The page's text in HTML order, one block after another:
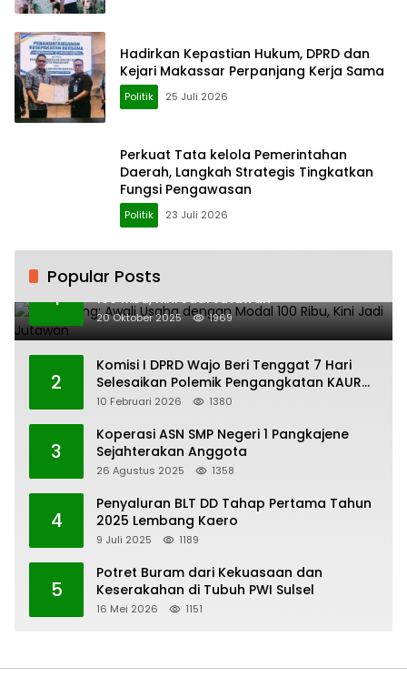
Hadirkan Kepastian Hukum, DPRD dan
Kejari Makassar Perpanjang Kerja Sama
Politik 25 Juli 2026
Perkuat Tata kelola Pemerintahan
Daerah, Langkah Strategis Tingkatkan
Fungsi Pengawasan
Politik 23 Juli 2026
Popular Posts
1
H. Ampang: Awali Usaha dengan Modal
100 Ribu, Kini Jadi Jutawan
20 Oktober 2025 1969
2
Komisi I DPRD Wajo Beri Tenggat 7 Hari
Selesaikan Polemik Pengangkatan KAUR
Keuangan Desa Bau-Bau
10 Februari 2026 1380
3
Koperasi ASN SMP Negeri 1 Pangkajene
Sejahterakan Anggota
26 Agustus 2025 1358
4
Penyaluran BLT DD Tahap Pertama Tahun
2025 Lembang Kaero
9 Juli 2025 1189
5
Potret Buram dari Kekuasaan dan
Keserakahan di Tubuh PWI Sulsel
16 Mei 2026 1151